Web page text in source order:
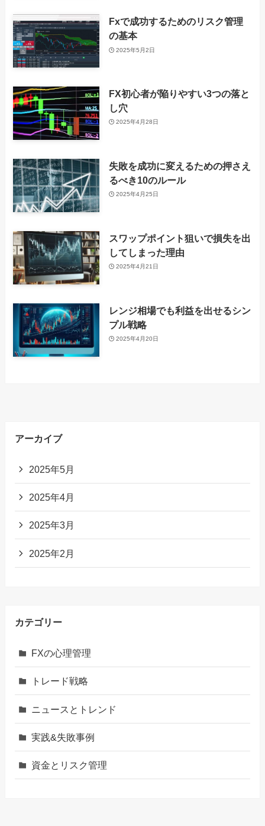
Fxで成功するためのリスク管理
の基本
2025年5月2日
FX初心者が陥りやすい3つの落と
し穴
2025年4月28日
失敗を成功に変えるための押さえ
るべき10のルール
2025年4月25日
スワップポイント狙いで損失を出
してしまった理由
2025年4月21日
レンジ相場でも利益を出せるシン
プル戦略
2025年4月20日
アーカイブ
2025年5月
2025年4月
2025年3月
2025年2月
カテゴリー
FXの心理管理
トレード戦略
ニュースとトレンド
実践&失敗事例
資金とリスク管理